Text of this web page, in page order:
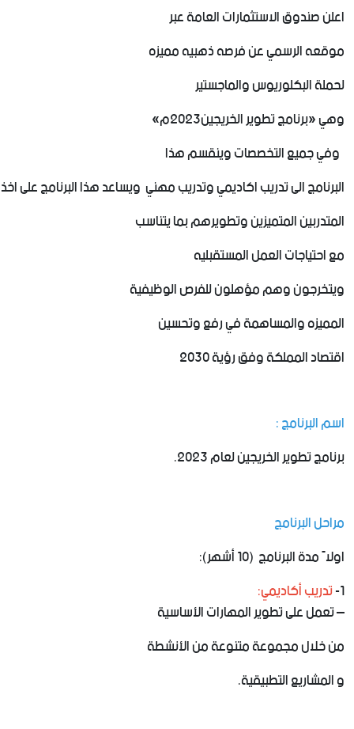
اعلن صندوق الاستثمارات العامة عبر
موقعه الرسمي عن فرصه ذهبيه مميزه
لحملة البكلوريوس والماجستير
وهي «برنامج تطوير الخريجين2023م»
وفي جميع التخصصات وينقسم هذا
البرنامج الى تدريب اكاديمي وتدريب مهني ويساعد هذا البرنامج على
المتدربين المتميزين وتطويرهم بما يتناسب
مع احتياجات العمل المستقبليه
ويتخرجون وهم مؤهلون للفرص الوظيفية
المميزه والمساهمة في رفع وتحسين
اقتصاد المملكة وفق رؤية 2030
اسم البرنامج :
برنامج تطوير الخريجين لعام 2023.
مراحل البرنامج
اولاً مدة البرنامج (10 أشهر):
1- تدريب أكاديمي:
– تعمل على تطوير المهارات الأساسية
من خلال مجموعة متنوعة من الأنشطة
و المشاريع التطبيقية.